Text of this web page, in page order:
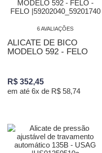
6 AVALIAÇÕES
ALICATE DE BICO
MODELO 592 - FELO
R$ 352,45
em até 6x de R$ 58,74